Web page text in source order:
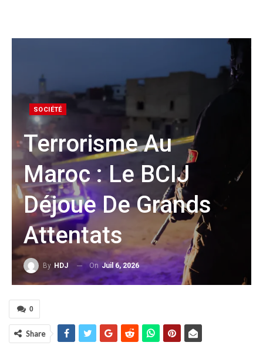
SOCIÉTÉ
Terrorisme Au
Maroc : Le BCIJ
Déjoue De Grands
Attentats
By HDJ On Juil 6, 2026
0
Share